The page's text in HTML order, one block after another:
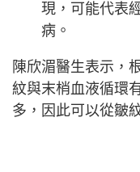
現，可能代表
病。
陳欣湄醫生表示，
紋與末梢血液循環
多，因此可以從皺